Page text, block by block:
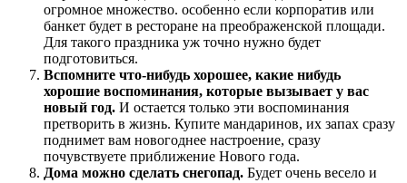
огромное множество. особенно если корпоратив или
банкет будет в ресторане на преображенской площади.
Для такого праздника уж точно нужно будет
подготовиться.
Вспомните что-нибудь хорошее, какие нибудь
хорошие воспоминания, которые вызывает у вас
новый год. И остается только эти воспоминания
претворить в жизнь. Купите мандаринов, их запах сразу
поднимет вам новогоднее настроение, сразу
почувствуете приближение Нового года.
Дома можно сделать снегопад. Будет очень весело и